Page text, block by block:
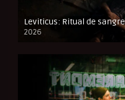
Leviticus: Ritual de sangre
2026
FULL HD